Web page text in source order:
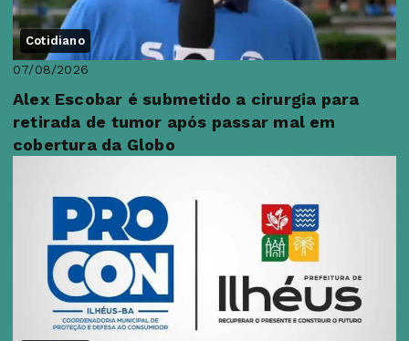
Cotidiano
07/08/2026
Alex Escobar é submetido a cirurgia para
retirada de tumor após passar mal em
cobertura da Globo